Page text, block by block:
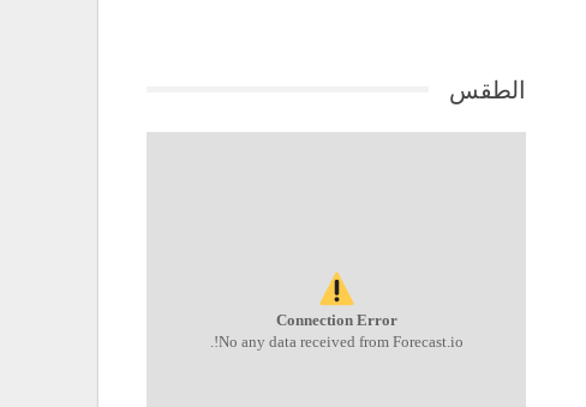
الطقس
Connection Error
No any data received from Forecast.io!.